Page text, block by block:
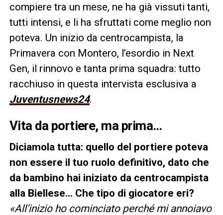
compiere tra un mese, ne ha già vissuti tanti,
tutti intensi, e li ha sfruttati come meglio non
poteva. Un inizio da centrocampista, la
Primavera con Montero, l’esordio in Next
Gen, il rinnovo e tanta prima squadra: tutto
racchiuso in questa intervista esclusiva a
Juventusnews24.
Vita da portiere, ma prima…
Diciamola tutta: quello del portiere poteva
non essere il tuo ruolo definitivo, dato che
da bambino hai iniziato da centrocampista
alla Biellese… Che tipo di giocatore eri?
«All’inizio ho cominciato perché mi annoiavo